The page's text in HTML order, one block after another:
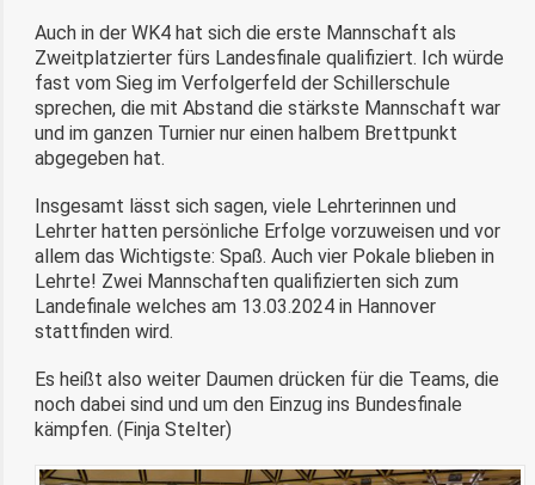
Auch in der WK4 hat sich die erste Mannschaft als
Zweitplatzierter fürs Landesfinale qualifiziert. Ich würde
fast vom Sieg im Verfolgerfeld der Schillerschule
sprechen, die mit Abstand die stärkste Mannschaft war
und im ganzen Turnier nur einen halbem Brettpunkt
abgegeben hat.
Insgesamt lässt sich sagen, viele Lehrterinnen und
Lehrter hatten persönliche Erfolge vorzuweisen und vor
allem das Wichtigste: Spaß. Auch vier Pokale blieben in
Lehrte! Zwei Mannschaften qualifizierten sich zum
Landefinale welches am 13.03.2024 in Hannover
stattfinden wird.
Es heißt also weiter Daumen drücken für die Teams, die
noch dabei sind und um den Einzug ins Bundesfinale
kämpfen. (Finja Stelter)